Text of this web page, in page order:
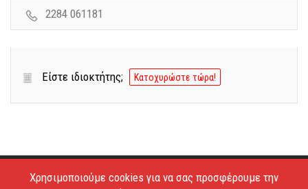
2284 061181
Είστε ιδιοκτήτης; Κατοχυρώστε τώρα!
Copyright © 2026 - Estiatoria. All Rights Reserved.
Χρησιμοποιούμε cookies για να σας προσφέρουμε την